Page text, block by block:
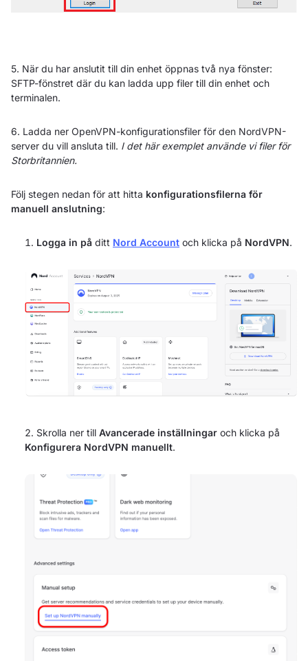
5. När du har anslutit till din enhet öppnas två nya fönster:
SFTP-fönstret där du kan ladda upp filer till din enhet och
terminalen.
6. Ladda ner OpenVPN-konfigurationsfiler för den NordVPN-
server du vill ansluta till. I det här exemplet använde vi filer för
Storbritannien.
Följ stegen nedan för att hitta konfigurationsfilerna för
manuell anslutning:
Logga in på ditt Nord Account och klicka på NordVPN.
Skrolla ner till Avancerade inställningar och klicka på
Konfigurera NordVPN manuellt.